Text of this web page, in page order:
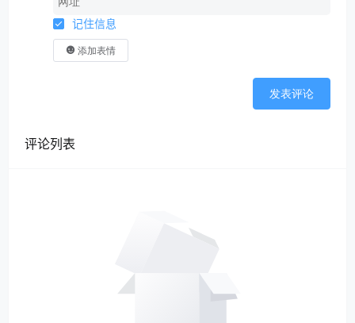
记住信息
添加表情
发表评论
评论列表